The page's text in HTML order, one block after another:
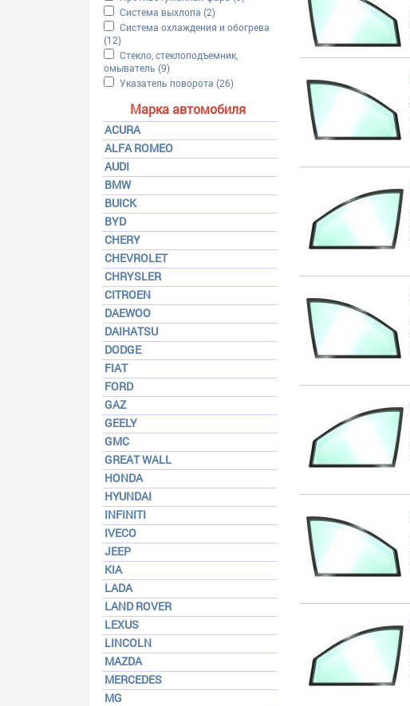
Apply Система выхлопа filter
Система выхлопа (2)Apply Система выхлопа filter
Apply Система охлаждения и обогрева filter
Система охлаждения и обогрева
(12) Apply Система охлаждения и обогрева filter
Apply Стекло, стеклоподъемник, омыватель filter
Стекло, стеклоподъемник,
омыватель (9)
Apply Указатель поворота filter
Указатель поворота (26)Apply Указатель поворота filter
Марка автомобиля
ACURA
ALFA ROMEO
AUDI
BMW
BUICK
BYD
CHERY
CHEVROLET
CHRYSLER
CITROEN
DAEWOO
DAIHATSU
DODGE
FIAT
FORD
GAZ
GEELY
GMC
GREAT WALL
HONDA
HYUNDAI
INFINITI
IVECO
JEEP
KIA
LADA
LAND ROVER
LEXUS
LINCOLN
MAZDA
MERCEDES
MG